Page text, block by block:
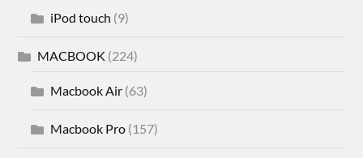
iPod touch (9)
MACBOOK (224)
Macbook Air (63)
Macbook Pro (157)